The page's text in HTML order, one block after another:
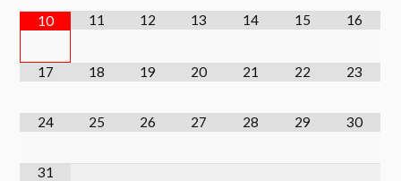
10 11 12 13 14 15 16
17 18 19 20 21 22 23
24 25 26 27 28 29 30
31